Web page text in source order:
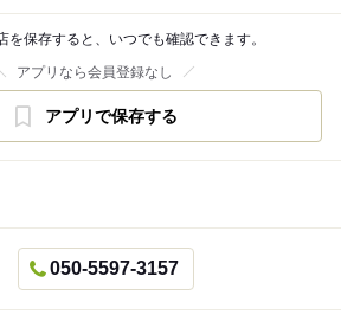
を保存すると、いつでも確認できます。
アプリなら会員登録なし
アプリで保存する
050-5597-3157